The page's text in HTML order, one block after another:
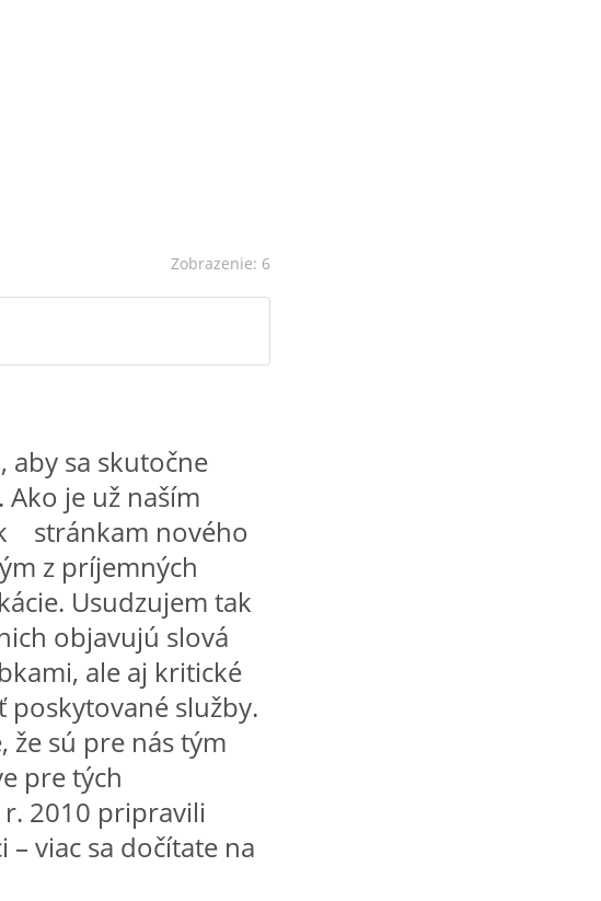
Zobrazenie: 6
aby sa skutočne
je už naším
stránkam nového
z príjemných
Usudzujem tak
objavujú slová
ale aj kritické
služby.
že sú pre nás tým
pre tých
r. 2010 pripravili
viac sa dočítate na